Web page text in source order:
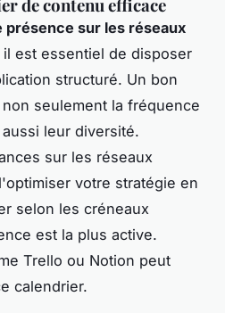
de contenu efficace
sur les réseaux
il est essentiel de disposer
structuré. Un bon
seulement la fréquence
leur diversité.
sur les réseaux
votre stratégie en
selon les créneaux
est la plus active.
Trello ou Notion peut
calendrier.